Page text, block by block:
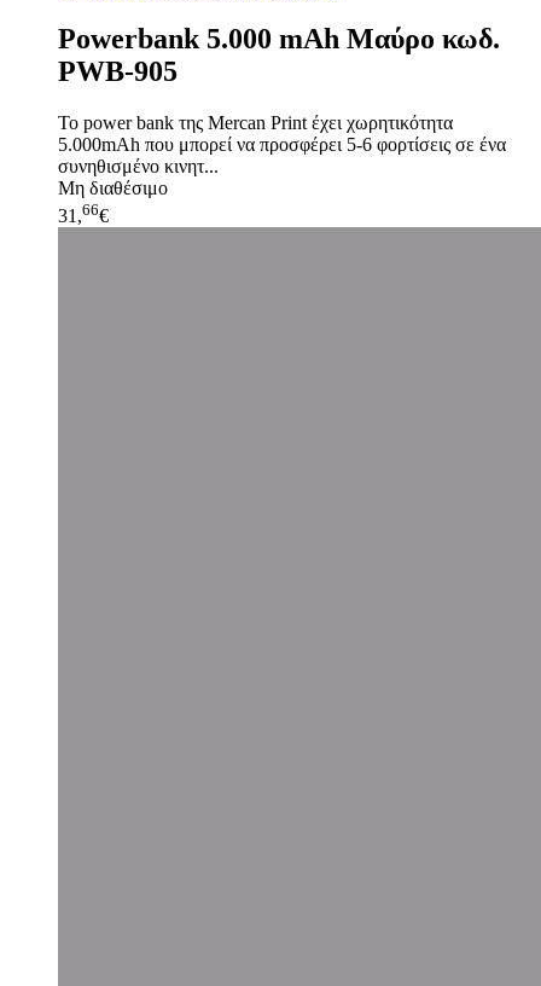
Powerbank 5.000 mAh Μαύρο κωδ.
PWB-905
Το power bank της Mercan Print έχει χωρητικότητα
5.000mAh που μπορεί να προσφέρει 5-6 φορτίσεις σε ένα
συνηθισμένο κινητ...
Μη διαθέσιμο
31,66€